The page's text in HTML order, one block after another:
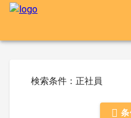
検索条件：正社員